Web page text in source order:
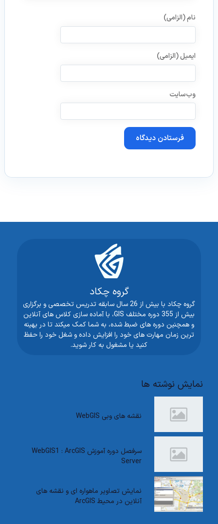
نام (الزامی)
ایمیل (الزامی)
وب‌سایت
گروه چکاد
گروه چکاد با بیش از 26 سال سابقه تدریس تخصصی و برگزاری
بیش از 355 دوره مختلف GIS، با آماده سازی کلاس های آنلاین
و همچنین دوره های ضبط شده، به شما کمک میکند تا در بهینه
ترین زمان مهارت های خود را افزایش داده و شغل خود را حفظ
کنید یا مشغول به کار شوید.
نمایش نوشته ها
نقشه های وبی WebGIS
سرفصل دوره آموزش WebGIS1 : ArcGIS
Server
نمایش تصاویر ماهواره ای و نقشه های
آنلاین در محیط ArcGIS